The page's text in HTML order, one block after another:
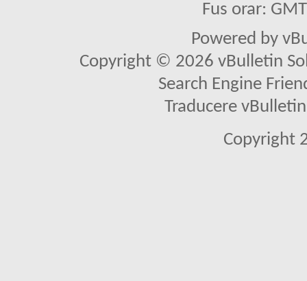
Fus orar:
Powered by
Copyright © 2026 vBulletin
Search Engine
Traducere
Copyright